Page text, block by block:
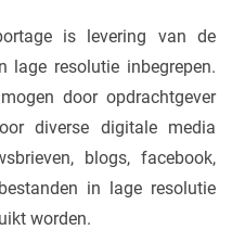
is levering van de
lage resolutie inbegrepen.
door opdrachtgever
diverse digitale media
blogs, facebook,
in lage resolutie
worden.